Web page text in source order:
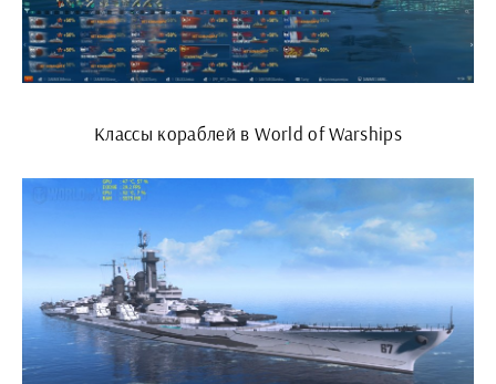
Классы кораблей в World of Warships